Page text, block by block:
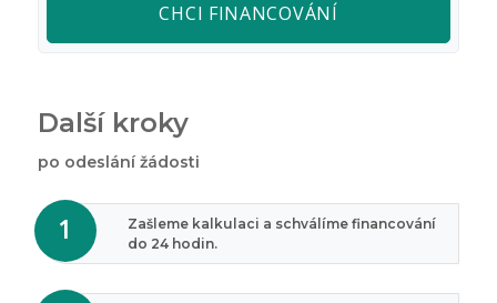
CHCI FINANCOVÁNÍ
Další kroky
po odeslání žádosti
Zašleme kalkulaci a schválíme financování
do 24 hodin.